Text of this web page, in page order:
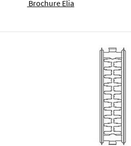
Brochure Elia